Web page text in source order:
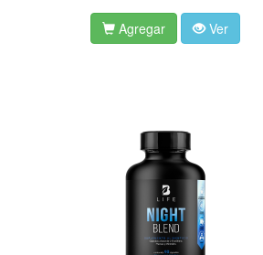
Agregar Ver